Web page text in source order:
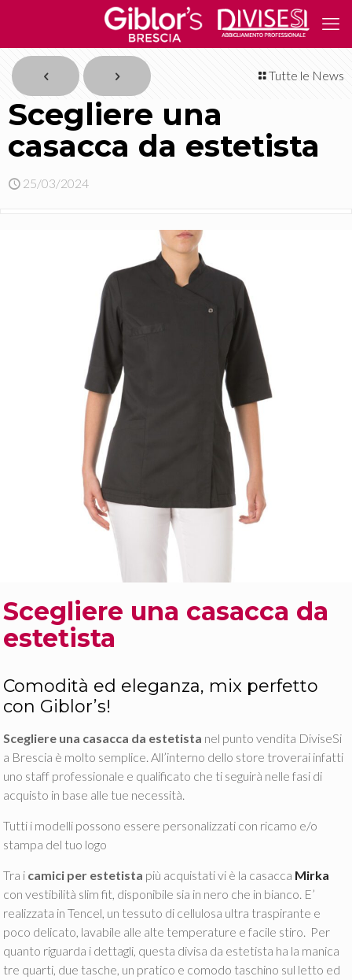
Tutte le News
Scegliere una
casacca da estetista
25/03/2024
Scegliere una casacca da
estetista
Comodità ed eleganza, mix perfetto
con Giblor’s!
Scegliere una casacca da estetista nel punto vendita DiviseSi
a Brescia è molto semplice. All’interno dello store troverai infatti
uno staff professionale e qualificato che ti seguirà nelle fasi di
acquisto in base alle tue necessità.
Tutti i modelli possono essere personalizzati con ricamo e/o
stampa del tuo logo
Tra i camici per estetista più acquistati vi è la casacca Mirka
con vestibilità slim fit, disponibile sia in nero che in bianco. E’
realizzata in Tencel, un tessuto di cellulosa ultra traspirante e
poco delicato, lavabile alle alte temperature e facile stiro. Per
quanto riguarda i dettagli, questa divisa da estetista ha la manica
tre quarti, due tasche, un pratico e comodo taschino sul letto ed